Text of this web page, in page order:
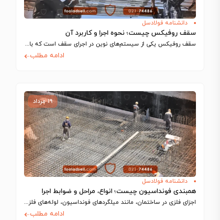
دانشنامه فولادسل
سقف روفیکس چیست؛ نحوه اجرا و کاربرد آن
سقف روفیکس یکی از سیستم‌های نوین در اجرای سقف است که با استفاده از…
ادامه مطلب
۱۹ مرداد
دانشنامه فولادسل
همبندی فونداسیون چیست؛ انواع، مراحل و ضوابط اجرا
اجزای فلزی در ساختمان، مانند میلگردهای فونداسیون، لوله‌های فلزی و شفت آسانسور، رسانای جریان…
ادامه مطلب